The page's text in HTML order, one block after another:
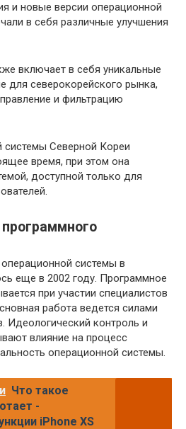
и новые версии операционной
в себя различные улучшения
включает в себя уникальные
для северокорейского рынка,
и фильтрацию
системы Северной Кореи
время, при этом она
доступной только для
системы в
еще в 2002 году. Программное
при участии специалистов
работа ведется силами
Идеологический контроль и
влияние на процесс
операционной системы.
Что такое
-
iPhone XS